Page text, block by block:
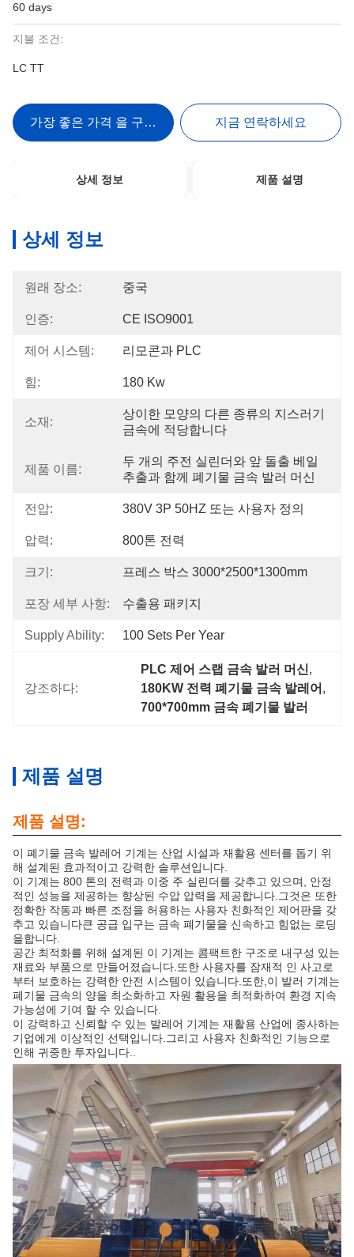
60 days
지불 조건:
LC TT
가장 좋은 가격 을 구하라 지금 연락하세요
상세 정보 제품 설명
상세 정보
원래 장소: 중국
인증: CE ISO9001
제어 시스템: 리모콘과 PLC
힘: 180 Kw
소재:
상이한 모양의 다른 종류의 지스러기
금속에 적당합니다
제품 이름:
두 개의 주전 실린더와 앞 돌출 베일
추출과 함께 폐기물 금속 발러 머신
전압: 380V 3P 50HZ 또는 사용자 정의
압력: 800톤 전력
크기: 프레스 박스 3000*2500*1300mm
포장 세부 사항: 수출용 패키지
Supply Ability: 100 Sets Per Year
강조하다:
PLC 제어 스랩 금속 발러 머신,
180KW 전력 폐기물 금속 발레어
700*700mm 금속 폐기물 발러
제품 설명
제품 설명:
이 폐기물 금속 발레어 기계는 산업 시설과 재활용 센터를 돕기 위
해 설계된 효과적이고 강력한 솔루션입니다.
이 기계는 800 톤의 전력과 이중 주 실린더를 갖추고 있으며, 안정
적인 성능을 제공하는 향상된 수압 압력을 제공합니다.그것은 또한
정확한 작동과 빠른 조정을 허용하는 사용자 친화적인 제어판을 갖
추고 있습니다큰 공급 입구는 금속 폐기물을 신속하고 힘없는 로딩
을합니다.
공간 최적화를 위해 설계된 이 기계는 콤팩트한 구조로 내구성 있는
재료와 부품으로 만들어졌습니다.또한 사용자를 잠재적 인 사고로
부터 보호하는 강력한 안전 시스템이 있습니다.또한,이 발러 기계는
폐기물 금속의 양을 최소화하고 자원 활용을 최적화하여 환경 지속
가능성에 기여 할 수 있습니다.
이 강력하고 신뢰할 수 있는 발레어 기계는 재활용 산업에 종사하는
기업에게 이상적인 선택입니다.그리고 사용자 친화적인 기능으로
인해 귀중한 투자입니다..